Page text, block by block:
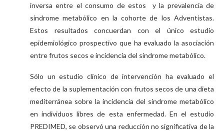
inversa entre el consumo de estos y la prevalencia de
síndrome metabólico en la cohorte de los Adventistas.
Estos resultados concuerdan con el único estudio
epidemiológico prospectivo que ha evaluado la asociación
entre frutos secos e incidencia del síndrome metabólico.
Sólo un estudio clínico de intervención ha evaluado el
efecto de la suplementación con frutos secos de una dieta
mediterránea sobre la incidencia del síndrome metabólico
en individuos libres de esta enfermedad. En el estudio
PREDIMED, se observó una reducción no significativa de la